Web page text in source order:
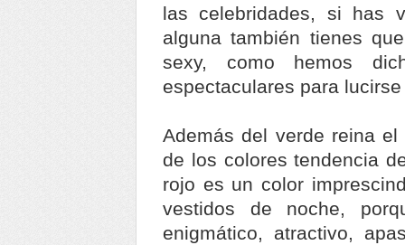
las celebridades, si has
alguna también tienes
sexy, como hemos
espectaculares para
Además del verde reina
de los colores tendencia
rojo es un color
vestidos de noche,
enigmático, atractivo,